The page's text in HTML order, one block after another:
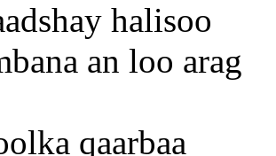
halisoo
an loo arag
qaarbaa